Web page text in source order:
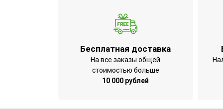
Вес товара (нетто)
Температура воздуха на выходе
МОЩНОСТЬ ПОТРЕБЛЕНИЯ до
Индикация включения
Pre Filter (фильтр предварительной
Бесплатная доставка
На все заказы общей
стоимостью больше
10 000 рублей